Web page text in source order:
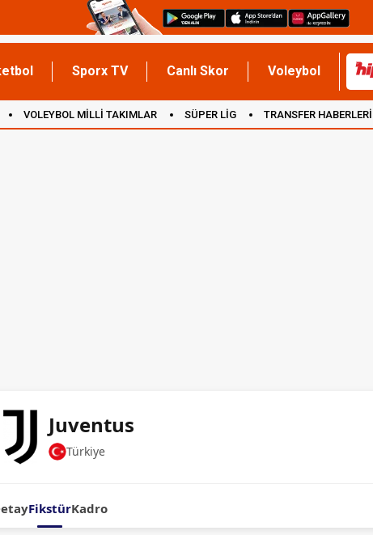
Sporx TV Canlı Skor Voleybol
VOLEYBOL MİLLİ TAKIMLAR SÜPER LİG TRANSFER HABERLERİ
Juventus
Türkiye
FikstürKadro